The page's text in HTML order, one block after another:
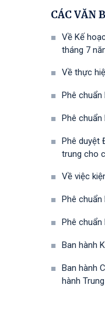
CÁC VĂN
Về Kế
tháng 7
Về thực
Phê chuẩn
Phê chuẩn
Phê duyệt
trung cho
Về việc
Phê chuẩn
Phê chuẩn
Ban hành
Ban hành
hành